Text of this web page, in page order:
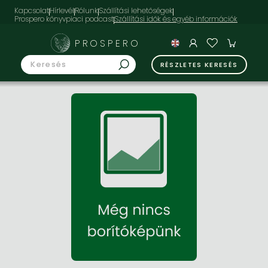
KapcsolatHírlevélRólunkSzállítási lehetőségek
Prospero könyvpiaci podcast
PROSPERO
RÉSZLETES KERESÉS